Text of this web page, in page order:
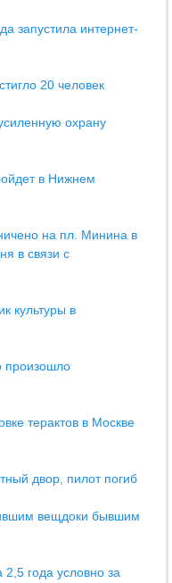
запустила интернет-
20 человек
охрану
в Нижнем
на пл. Минина в
в связи с
культуры в
произошло
терактов в Москве
двор, пилот погиб
вещдоки бывшим
года условно за